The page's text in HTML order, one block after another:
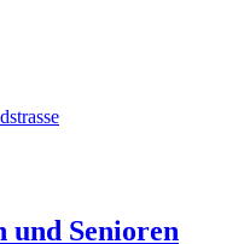
und Senioren